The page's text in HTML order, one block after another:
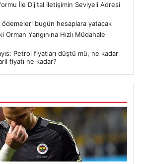
İle Dijital İletişimin Seviyeli Adresi
ödemeleri bugün hesaplara yatacak
Orman Yangınına Hızlı Müdahale
Petrol fiyatları düştü mü, ne kadar
fiyatı ne kadar?